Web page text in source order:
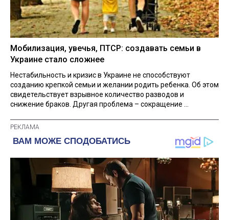
Мобилизация, увечья, ПТСР: создавать семьи в
Украине стало сложнее
Нестабильность и кризис в Украине не способствуют
созданию крепкой семьи и желании родить ребенка. Об этом
свидетельствует взрывное количество разводов и
снижение браков. Другая проблема – сокращение ...